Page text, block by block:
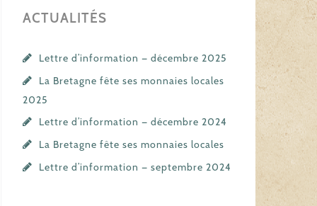
ACTUALITÉS
Lettre d’information — décembre 2025
La Bretagne fête ses monnaies locales
2025
Lettre d’information — décembre 2024
La Bretagne fête ses monnaies locales
Lettre d’information — septembre 2024